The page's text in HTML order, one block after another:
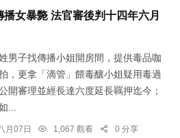
女暴斃 法官審後判十四年六月
男子找傳播小姐開房間，提供毒品咖
，更拿「滴管」餵毒釀小姐疑用毒過
開審理並經長達六度延長羈押迄今；
...
月07日 1,067 觀看 0 分享